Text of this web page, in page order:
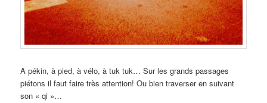
A pékin, à pied, à vélo, à tuk tuk… Sur les grands passages
piétons il faut faire très attention! Ou bien traverser en suivant
son « qi »…